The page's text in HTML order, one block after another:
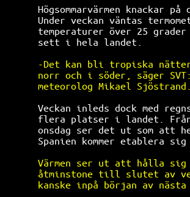
Högsommarvärmen knackar
Under veckan väntas
temperaturer över 25
sett i hela
-Det kan bli tropiska
norr och i söder,
meteorolog Mikael
Veckan inleds dock med
flera platser i landet.
onsdag ser det ut som att
Spanien kommer etablera
Värmen ser ut att hålla
åtminstone till slutet av
kanske inpå början av